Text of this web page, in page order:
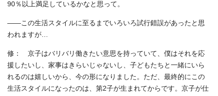
90％以上満足しているかなと思って。
――この生活スタイルに至るまでいろいろ試行錯誤があったと思
われますが…
修： 京子はバリバリ働きたい意思を持っていて、僕はそれを応
援したいし、家事はきらいじゃないし、子どもたちと一緒にいら
れるのは嬉しいから、今の形になりました。ただ、最終的にこの
生活スタイルになったのは、第2子が生まれてからです。京子が仕